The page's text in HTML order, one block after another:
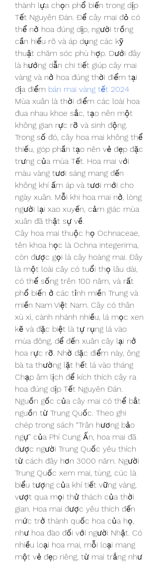
thành lựa chọn phổ biến trong dịp
Tết Nguyên Đán. Để cây mai đỏ có
thể nở hoa đúng dịp, người trồng
cần hiểu rõ và áp dụng các kỹ
thuật chăm sóc phù hợp. Dưới đây
là hướng dẫn chi tiết giúp cây mai
vàng và nở hoa đúng thời điểm tại
địa điểm bán mai vàng tết 2024
Mùa xuân là thời điểm các loài hoa
đua nhau khoe sắc, tạo nên một
không gian rực rỡ và sinh động.
Trong số đó, cây hoa mai không thể
thiếu, góp phần tạo nên vẻ đẹp đặc
trưng của mùa Tết. Hoa mai với
màu vàng tươi sáng mang đến
không khí ấm áp và tươi mới cho
ngày xuân. Mỗi khi hoa mai nở, lòng
người lại xao xuyến, cảm giác mùa
xuân đã thật sự về.
Cây hoa mai thuộc họ Ochnaceae,
tên khoa học là Ochna integerima,
còn được gọi là cây hoàng mai. Đây
là một loài cây có tuổi thọ lâu dài,
có thể sống trên 100 năm, và rất
phổ biến ở các tỉnh miền Trung và
miền Nam Việt Nam. Cây có thân
xù xì, cành nhánh nhiều, lá mọc xen
kẽ và đặc biệt là tự rụng lá vào
mùa đông, để đến xuân cây lại nở
hoa rực rỡ. Nhờ đặc điểm này, ông
bà ta thường lặt hết lá vào tháng
Chạp âm lịch để kích thích cây ra
hoa đúng dịp Tết Nguyên Đán.
Nguồn gốc của cây mai có thể bắt
nguồn từ Trung Quốc. Theo ghi
chép trong sách “Trân hương bảo
ngự” của Phí Cung Ấn, hoa mai đã
được người Trung Quốc yêu thích
từ cách đây hơn 3000 năm. Người
Trung Quốc xem mai, tùng, cúc là
biểu tượng của khí tiết vững vàng,
vượt qua mọi thử thách của thời
gian. Hoa mai được yêu thích đến
mức trở thành quốc hoa của họ,
như hoa đào đối với người Nhật. Có
nhiều loại hoa mai, mỗi loại mang
một vẻ đẹp riêng, từ mai trắng như